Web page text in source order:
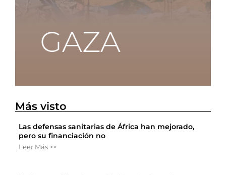
Más visto
Las defensas sanitarias de África han mejorado,
pero su financiación no
Leer Más >>